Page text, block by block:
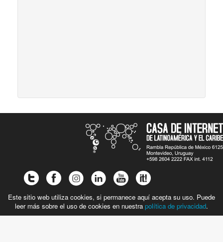
Este sitio web utiliza cookies, si permanece aquí acepta su uso. Puede
leer más sobre el uso de cookies en nuestra política de privacidad.